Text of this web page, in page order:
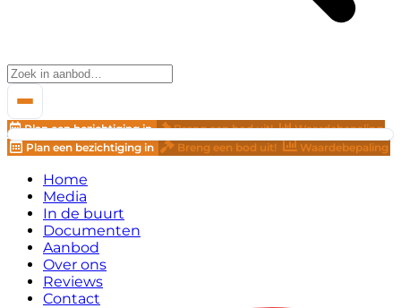
Plan een bezichtiging in Breng een bod uit!
Waardebepaling
Plan een bezichtiging in
Breng een bod uit! Waardebepaling
Home
Media
In de buurt
Documenten
Aanbod
Over ons
Reviews
Contact